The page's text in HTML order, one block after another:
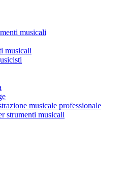
musicali
musicali
musicale professionale
strumenti musicali